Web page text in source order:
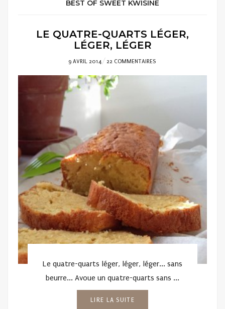
BEST OF SWEET KWISINE
LE QUATRE-QUARTS LÉGER,
LÉGER, LÉGER
POSTED
ON
9 AVRIL 2014 22 COMMENTAIRES
Le quatre-quarts léger, léger, léger... sans
beurre... Avoue un quatre-quarts sans ...
LIRE LA SUITE